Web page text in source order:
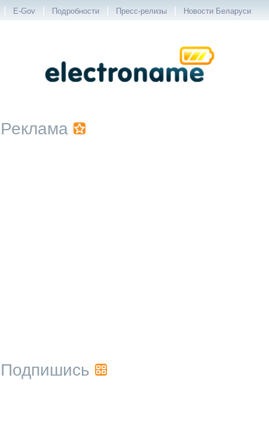
| E-Gov | Подробности | Пресс-релизы | Новости Беларуси
Реклама
Подпишись